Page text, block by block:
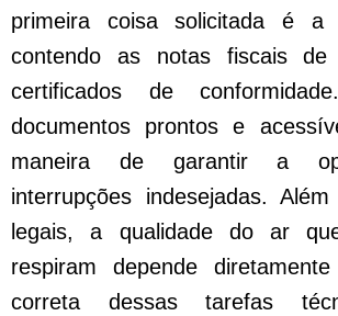
primeira coisa solicitada é a
contendo as notas fiscais
certificados de
documentos prontos e
maneira de garantir a
interrupções indesejadas.
legais, a qualidade do ar
respiram depende
correta dessas tarefas